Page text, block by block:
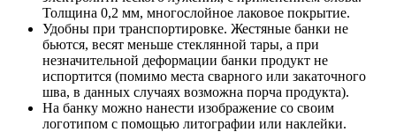
Толщина 0,2 мм, многослойное лаковое покрытие.
Удобны при транспортировке. Жестяные банки не
бьются, весят меньше стеклянной тары, а при
незначительной деформации банки продукт не
испортится (помимо места сварного или закаточного
шва, в данных случаях возможна порча продукта).
На банку можно нанести изображение со своим
логотипом с помощью литографии или наклейки.